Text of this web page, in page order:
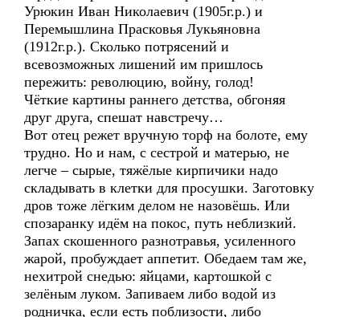
Урюкин Иван Николаевич (1905г.р.) и
Перемышлина Прасковья Лукьяновна
(1912г.р.). Сколько потрясений и
всевозможных лишений им пришлось
пережить: революцию, войну, голод!
Чёткие картины раннего детства, обгоняя
друг друга, спешат навстречу…
Вот отец режет вручную торф на болоте, ему
трудно. Но и нам, с сестрой и матерью, не
легче – сырые, тяжёлые кирпичики надо
складывать в клетки для просушки. Заготовку
дров тоже лёгким делом не назовёшь. Или
спозаранку идём на покос, путь неблизкий.
Запах скошенного разнотравья, усиленного
жарой, пробуждает аппетит. Обедаем там же,
нехитрой снедью: яйцами, картошкой с
зелёным луком. Запиваем либо водой из
родничка, если есть поблизости, либо